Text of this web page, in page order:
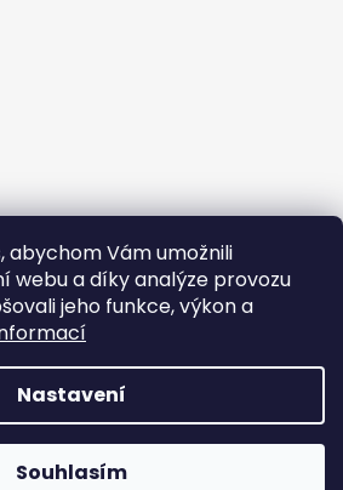
abychom Vám umožnili
webu a díky analýze provozu
jeho funkce, výkon a
Nastavení
Souhlasím
Sledovat na Instagramu
JEM PPF. Všechna práva vyhrazena.